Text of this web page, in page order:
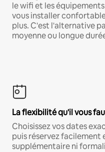
le wifi et les
vous installer
plus. C'est l'alternative
moyenne ou longue
La flexibilité qu'il vous
Choisissez vos dates
puis réservez facilement
supplémentaire ni